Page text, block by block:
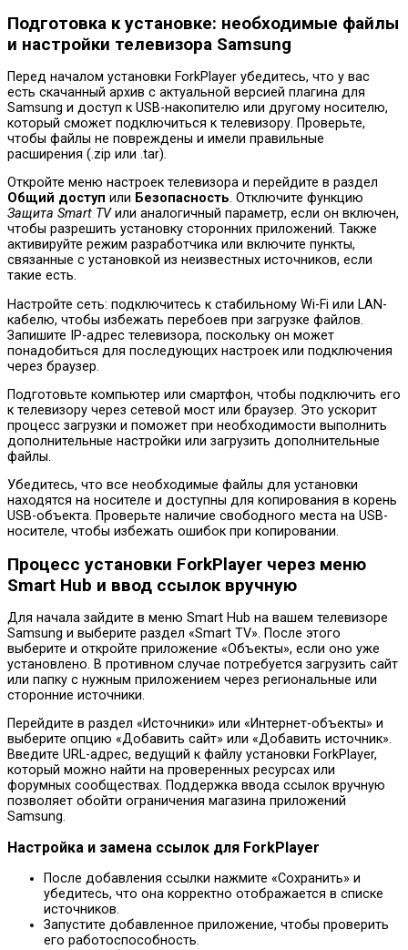
Подготовка к установке: необходимые файлы
и настройки телевизора Samsung
Перед началом установки ForkPlayer убедитесь, что у вас
есть скачанный архив с актуальной версией плагина для
Samsung и доступ к USB-накопителю или другому носителю,
который сможет подключиться к телевизору. Проверьте,
чтобы файлы не повреждены и имели правильные
расширения (.zip или .tar).
Откройте меню настроек телевизора и перейдите в раздел
Общий доступ или Безопасность. Отключите функцию
Защита Smart TVили аналогичный параметр, если он включен,
чтобы разрешить установку сторонних приложений. Также
активируйте режим разработчика или включите пункты,
связанные с установкой из неизвестных источников, если
такие есть.
Настройте сеть: подключитесь к стабильному Wi-Fi или LAN-
кабелю, чтобы избежать перебоев при загрузке файлов.
Запишите IP-адрес телевизора, поскольку он может
понадобиться для последующих настроек или подключения
через браузер.
Подготовьте компьютер или смартфон, чтобы подключить его
к телевизору через сетевой мост или браузер. Это ускорит
процесс загрузки и поможет при необходимости выполнить
дополнительные настройки или загрузить дополнительные
файлы.
Убедитесь, что все необходимые файлы для установки
находятся на носителе и доступны для копирования в корень
USB-объекта. Проверьте наличие свободного места на USB-
носителе, чтобы избежать ошибок при копировании.
Процесс установки ForkPlayer через меню
Smart Hub и ввод ссылок вручную
Для начала зайдите в меню Smart Hub на вашем телевизоре
Samsung и выберите раздел «Smart TV». После этого
выберите и откройте приложение «Объекты», если оно уже
установлено. В противном случае потребуется загрузить сайт
или папку с нужным приложением через региональные или
сторонние источники.
Перейдите в раздел «Источники» или «Интернет-объекты» и
выберите опцию «Добавить сайт» или «Добавить источник».
Введите URL-адрес, ведущий к файлу установки ForkPlayer,
который можно найти на проверенных ресурсах или
форумных сообществах. Поддержка ввода ссылок вручную
позволяет обойти ограничения магазина приложений
Samsung.
Настройка и замена ссылок для ForkPlayer
После добавления ссылки нажмите «Сохранить» и
убедитесь, что она корректно отображается в списке
источников.
Запустите добавленное приложение, чтобы проверить
его работоспособность.